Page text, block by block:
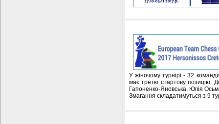
У жіночому турнірі - 32
має третю стартову позицію.
Гапоненко-Яновська, Юлія
Змагання складатимуться з 9